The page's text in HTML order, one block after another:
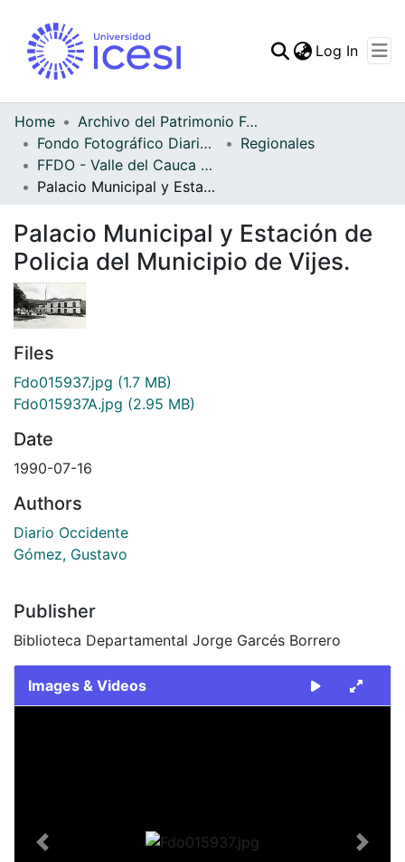
Statistics
Log In
Home
Archivo del Patrimonio Fotográfico y Fílmico del Valle del Cauca
Fondo Fotográfico Diario Occidente
Regionales
FFDO - Valle del Cauca - Patrimonial
Palacio Municipal y Estación de Policia del Municipio de Vijes.
Palacio Municipal y Estación de
Policia del Municipio de Vijes.
Files
Fdo015937.jpg (1.7 MB)
Fdo015937A.jpg (2.95 MB)
Date
1990-07-16
Authors
Diario Occidente
Gómez, Gustavo
Publisher
Biblioteca Departamental Jorge Garcés Borrero
Images & Videos
Previous Next